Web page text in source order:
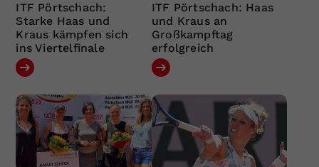
ITF Pörtschach:
Starke Haas und
Kraus kämpfen sich
ins Viertelfinale
ITF Pörtschach: Haas
und Kraus an
Großkampftag
erfolgreich